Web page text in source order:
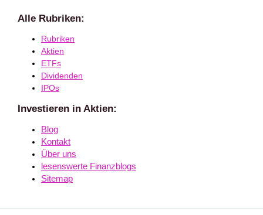
Alle Rubriken:
Rubriken
Aktien
ETFs
Dividenden
IPOs
Investieren in Aktien:
Blog
Kontakt
Über uns
lesenswerte Finanzblogs
Sitemap